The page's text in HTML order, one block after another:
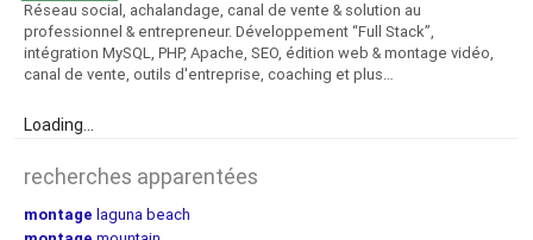
Réseau social, achalandage, canal de vente & solution au
professionnel & entrepreneur. Développement “Full Stack”,
intégration MySQL, PHP, Apache, SEO, édition web & montage vidéo,
canal de vente, outils d'entreprise, coaching et plus…
Loading...
recherches apparentées
montage laguna beach